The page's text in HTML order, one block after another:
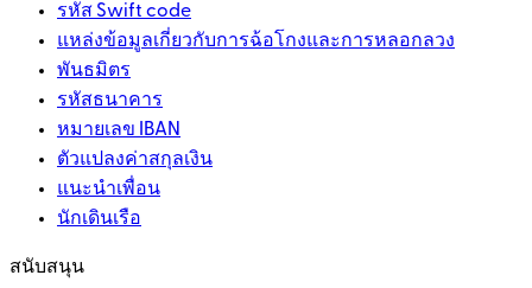
รหัส Swift code
แหล่งข้อมูลเกี่ยวกับการฉ้อโกงและการหลอกลวง
พันธมิตร
รหัสธนาคาร
หมายเลข IBAN
ตัวแปลงค่าสกุลเงิน
แนะนำเพื่อน
นักเดินเรือ
สนับสนุน